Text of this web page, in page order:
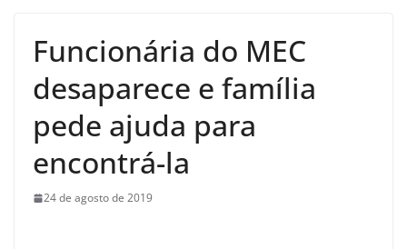
Funcionária do MEC
desaparece e família
pede ajuda para
encontrá-la
24 de agosto de 2019